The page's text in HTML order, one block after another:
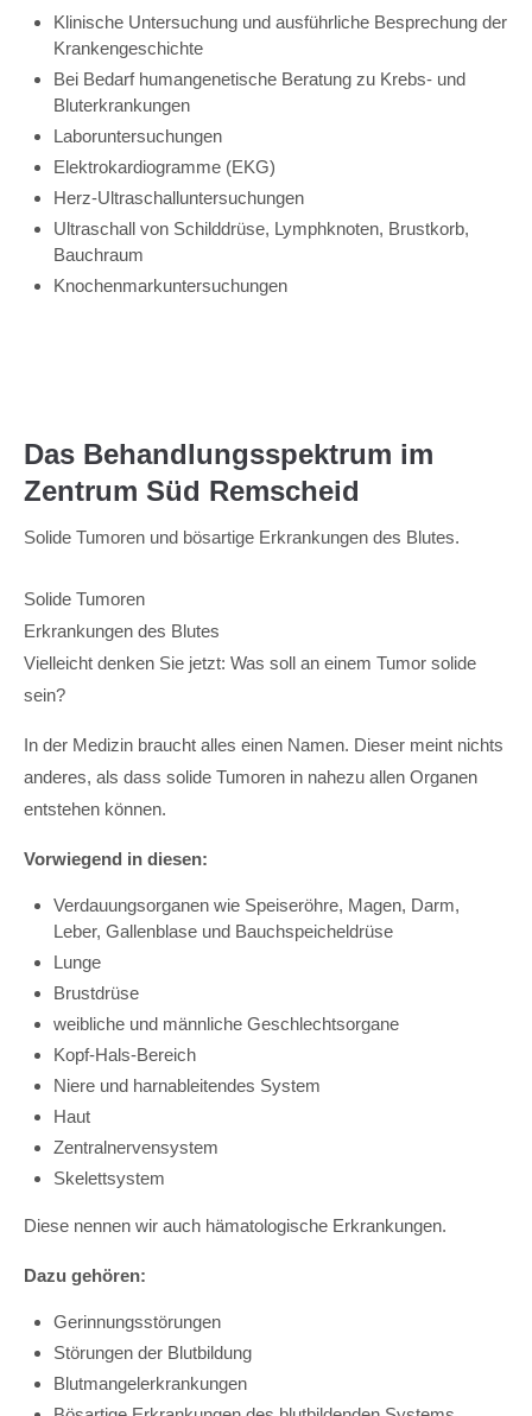
Klinische Untersuchung und ausführliche Besprechung der
Krankengeschichte
Bei Bedarf humangenetische Beratung zu Krebs- und
Bluterkrankungen
Laboruntersuchungen
Elektrokardiogramme (EKG)
Herz-Ultraschalluntersuchungen
Ultraschall von Schilddrüse, Lymphknoten, Brustkorb,
Bauchraum
Knochenmarkuntersuchungen
Das Behandlungsspektrum im
Zentrum Süd Remscheid
Solide Tumoren und bösartige Erkrankungen des Blutes.
Solide Tumoren
Erkrankungen des Blutes
Vielleicht denken Sie jetzt: Was soll an einem Tumor solide
sein?
In der Medizin braucht alles einen Namen. Dieser meint nichts
anderes, als dass solide Tumoren in nahezu allen Organen
entstehen können.
Vorwiegend in diesen:
Verdauungsorganen wie Speiseröhre, Magen, Darm,
Leber, Gallenblase und Bauchspeicheldrüse
Lunge
Brustdrüse
weibliche und männliche Geschlechtsorgane
Kopf-Hals-Bereich
Niere und harnableitendes System
Haut
Zentralnervensystem
Skelettsystem
Diese nennen wir auch hämatologische Erkrankungen.
Dazu gehören:
Gerinnungsstörungen
Störungen der Blutbildung
Blutmangelerkrankungen